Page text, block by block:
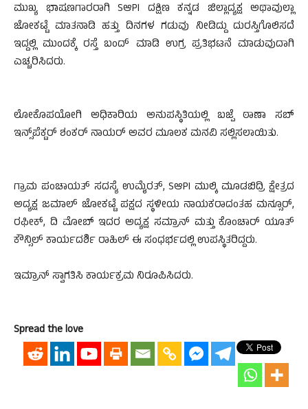
ಮುಖ್ಯ ಭಾಷಣಗಾರರಾಗಿ SಆPI ದಕ್ಷಿಣ ಕನ್ನಡ ಜಿಲ್ಲಾದ್ಯಕ್ಷ ಅಥಾವುಲ್ಲಾ
ಜೋಕಟ್ಟೆ ಮಾತನಾಡಿ ಹತ್ತು ದಿನಗಳ ಗಡುವು ನೀಡಿದ್ದು ದುರಸ್ತಿಗೊಲಿಸದೆ
ಇದ್ದಲ್ಲಿ ಮುಂದಕ್ಕೆ ರಸ್ತೆ ಬಂದ್ ಮಾಡಿ ಉಗ್ರ ಪ್ರತಿಭಟನೆ ಮಾಡುವುದಾಗಿ
ಎಚ್ಚರಿಸಿದರು.
ಲೋಕೊಪಯೋಗಿ ಅಧಿಕಾರಿಯ ಅನುಪಸ್ಥಿತಿಯಲ್ಲಿ ಬಜ್ಪೆ ಠಾಣಾ ಸಬ್
ಇನ್ಸ್‌ಪೆಕ್ಟರ್ ಶಂಕರ್ ನಾಯರ್ ಅವರ ಮೂಲಕ ಮನವಿ ಸಲ್ಲಿಸಲಾಯಿತು.
ಗ್ರಾಮ ಪಂಚಾಯತ್ ಸದಸ್ಯೆ ಉಮೈರತ್, SಆPI ಮುಲ್ಕಿ ಮೂಡಬಿದ್ರಿ ಕ್ಷೇತ್ರದ
ಅದ್ಯಕ್ಷ ಜಮಾಲ್ ಜೋಕಟ್ಟೆ ಪಕ್ಷದ ಸ್ಥಳೀಯ ನಾಯಕರಾದಂತಹ ಮನ್ಸೂರ್,
ರಫೀಕ್, ದಿ ಮೋಬ್ ಇದರ ಅದ್ಯಕ್ಷ ಸಮ್ರಾನ್ ಮತ್ತು ಕೊಂಚಾರ್ ಯೂತ್
ಕೌನ್ಸಿಲ್ ಕಾರ್ಯದರ್ಶಿ ರಾಹಿಲ್ ಈ ಸಂಧರ್ಭದಲ್ಲಿ ಉಪಸ್ಥಿತರಿದ್ದರು.
ಇಮ್ರಾನ್ ಸ್ವಾಗತಿಸಿ ಕಾರ್ಯಕ್ರಮ ನಿರೂಪಿಸಿದರು.
Spread the love